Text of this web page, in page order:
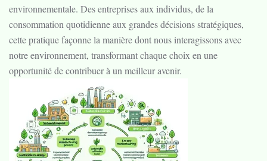
environnementale. Des entreprises aux individus, de la
consommation quotidienne aux grandes décisions stratégiques,
cette pratique façonne la manière dont nous interagissons avec
notre environnement, transformant chaque choix en une
opportunité de contribuer à un meilleur avenir.